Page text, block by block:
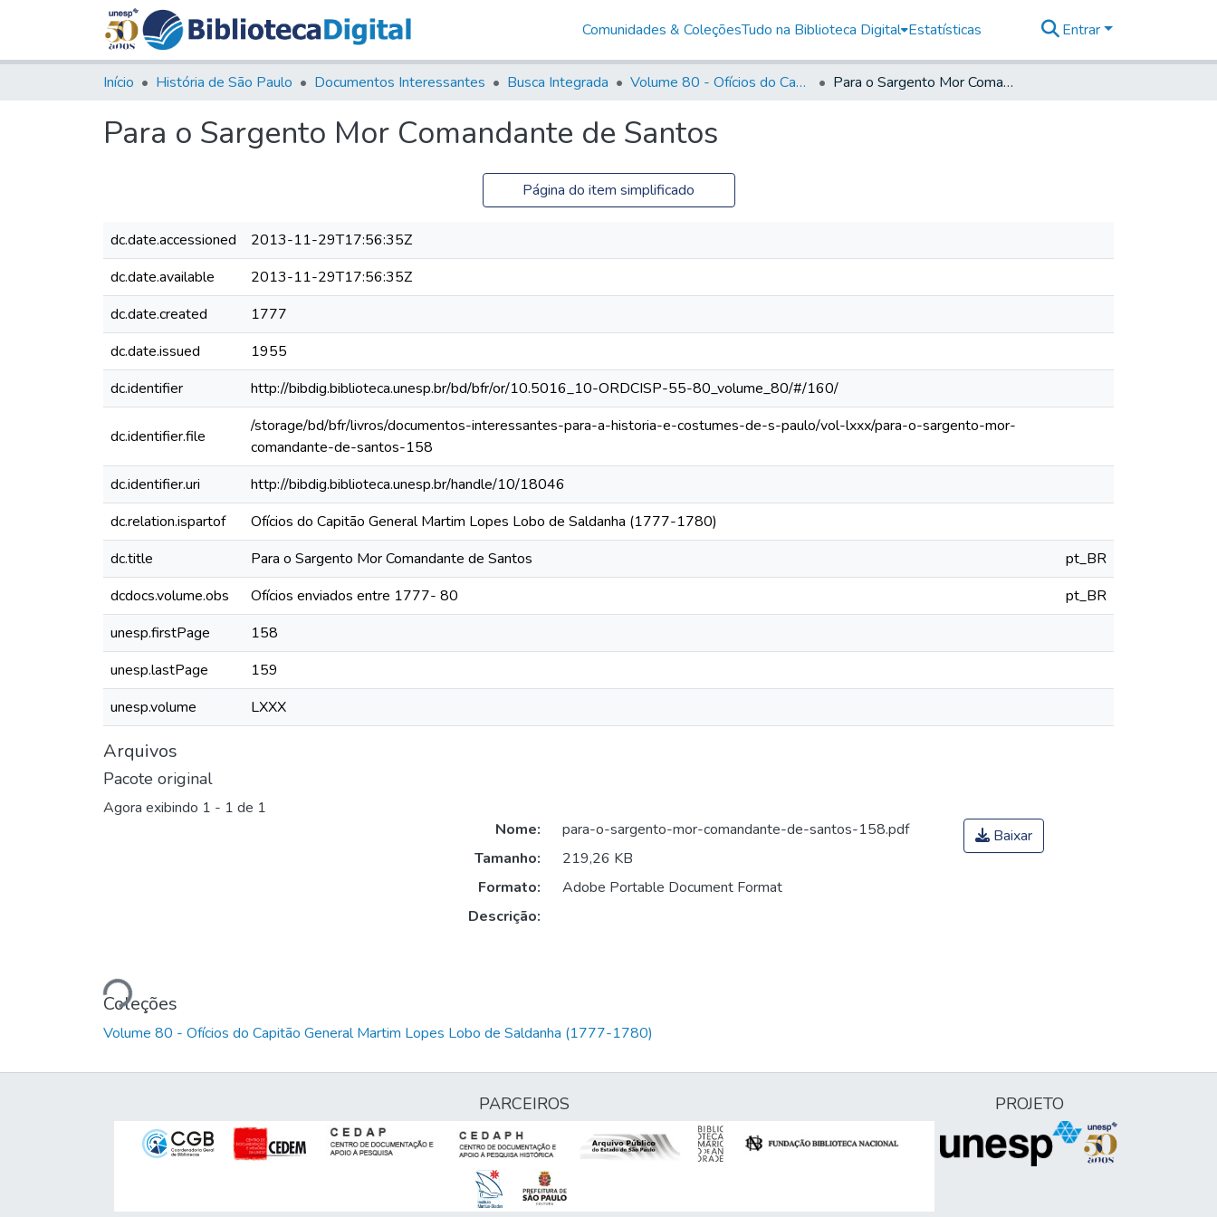
Comunidades & ColeçõesTudo na Biblioteca Digital Estatísticas Entrar
Início História de São Paulo Documentos Interessantes Busca Integrada Volume 80 - Ofícios do Capitão General Martim Lopes Lobo de Saldanha (1777-1780) Para o Sargento Mor Comandante de Santos
Para o Sargento Mor Comandante de Santos
Página do item simplificado
dc.date.accessioned
2013-11-29T17:56:35Z
dc.date.available
2013-11-29T17:56:35Z
dc.date.created
1777
dc.date.issued
1955
dc.identifier
http://bibdig.biblioteca.unesp.br/bd/bfr/or/10.5016_10-ORDCISP-55-80_volume_80/#/160/
dc.identifier.file
/storage/bd/bfr/livros/documentos-interessantes-para-a-historia-e-costumes-de-s-paulo/vol-lxxx/para-o-sargento-mor-
comandante-de-santos-158
dc.identifier.uri
http://bibdig.biblioteca.unesp.br/handle/10/18046
dc.relation.ispartof
Ofícios do Capitão General Martim Lopes Lobo de Saldanha (1777-1780)
dc.title
Para o Sargento Mor Comandante de Santos
pt_BR
dcdocs.volume.obs
Ofícios enviados entre 1777- 80
pt_BR
unesp.firstPage
158
unesp.lastPage
159
unesp.volume
LXXX
Arquivos
Pacote original
Agora exibindo 1 - 1 de 1
Carregando...
Nome:
para-o-sargento-mor-comandante-de-santos-158.pdf
Tamanho:
219,26 KB
Formato:
Adobe Portable Document Format
Descrição:
Baixar
Coleções
Volume 80 - Ofícios do Capitão General Martim Lopes Lobo de Saldanha (1777-1780)
PARCEIROS PROJETO